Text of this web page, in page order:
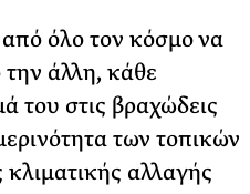
όλο τον κόσμο να
άλλη, κάθε
του στις βραχώδεις
των τοπικών
αλλαγής